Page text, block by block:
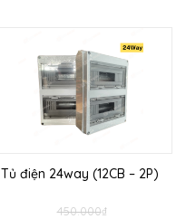
Tủ điện 24way (12CB – 2P)
₫
450.000